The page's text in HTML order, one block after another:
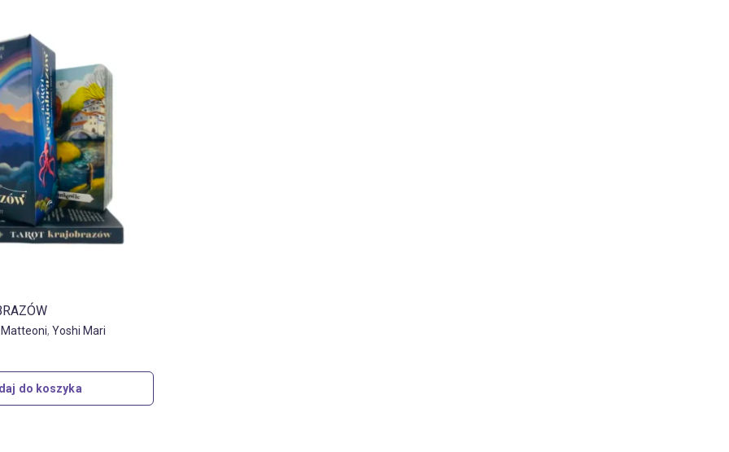
do koszyka
, Yoshi Mari